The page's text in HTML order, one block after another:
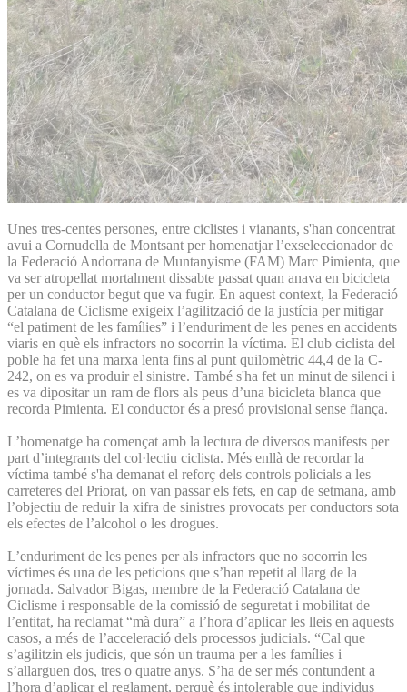
Unes tres-centes persones, entre ciclistes i vianants, s'han concentrat
avui a Cornudella de Montsant per homenatjar l’exseleccionador de
la Federació Andorrana de Muntanyisme (FAM) Marc Pimienta, que
va ser atropellat mortalment dissabte passat quan anava en bicicleta
per un conductor begut que va fugir. En aquest context, la Federació
Catalana de Ciclisme exigeix l’agilització de la justícia per mitigar
“el patiment de les famílies” i l’enduriment de les penes en accidents
viaris en què els infractors no socorrin la víctima. El club ciclista del
poble ha fet una marxa lenta fins al punt quilomètric 44,4 de la C-
242, on es va produir el sinistre. També s'ha fet un minut de silenci i
es va dipositar un ram de flors als peus d’una bicicleta blanca que
recorda Pimienta. El conductor és a presó provisional sense fiança.
L’homenatge ha començat amb la lectura de diversos manifests per
part d’integrants del col·lectiu ciclista. Més enllà de recordar la
víctima també s'ha demanat el reforç dels controls policials a les
carreteres del Priorat, on van passar els fets, en cap de setmana, amb
l’objectiu de reduir la xifra de sinistres provocats per conductors sota
els efectes de l’alcohol o les drogues.
L’enduriment de les penes per als infractors que no socorrin les
víctimes és una de les peticions que s’han repetit al llarg de la
jornada. Salvador Bigas, membre de la Federació Catalana de
Ciclisme i responsable de la comissió de seguretat i mobilitat de
l’entitat, ha reclamat “mà dura” a l’hora d’aplicar les lleis en aquests
casos, a més de l’acceleració dels processos judicials. “Cal que
s’agilitzin els judicis, que són un trauma per a les famílies i
s’allarguen dos, tres o quatre anys. S’ha de ser més contundent a
l’hora d’aplicar el reglament, perquè és intolerable que individus